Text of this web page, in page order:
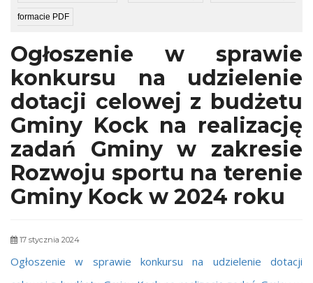
formacie PDF
Ogłoszenie w sprawie
konkursu na udzielenie
dotacji celowej z budżetu
Gminy Kock na realizację
zadań Gminy w zakresie
Rozwoju sportu na terenie
Gminy Kock w 2024 roku
17 stycznia 2024
Ogłoszenie w sprawie konkursu na udzielenie dotacji